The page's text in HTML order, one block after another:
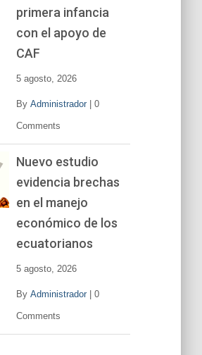
primera infancia
con el apoyo de
CAF
5 agosto, 2026
By Administrador| 0
Comments
Nuevo estudio
evidencia brechas
en el manejo
económico de los
ecuatorianos
5 agosto, 2026
By Administrador| 0
Comments